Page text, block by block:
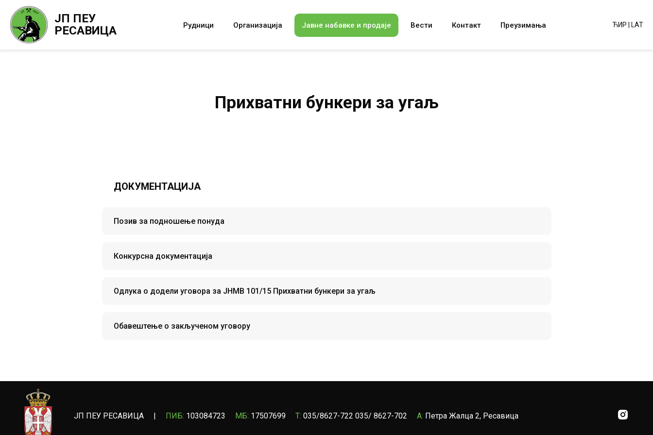
ЈП ПЕУ
РЕСАВИЦА
Рудници Организација Јавне набавке и продаје Вести Контакт Преузимања ЋИР LAT
Прихватни бункери за угаљ
ДОКУМЕНТАЦИЈА
Позив за подношење понуда
Конкурсна документација
Одлука о додели уговора за ЈНМВ 101/15 Прихватни бункери за угаљ
Обавештење о закљученом уговору
ЈП ПЕУ РЕСАВИЦА | ПИБ: 103084723 МБ: 17507699 T: 035/8627-722 035/ 8627-702 A: Петра Жалца 2, Ресавица